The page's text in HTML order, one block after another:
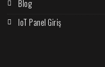
Blog
IoT Panel Giriş